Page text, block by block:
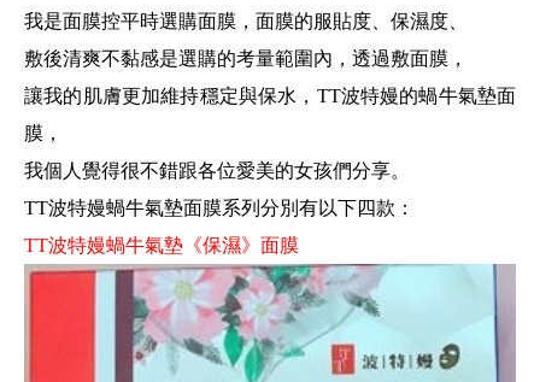
我是面膜控平時選購面膜，面膜的服貼度、保濕度、
敷後清爽不黏感是選購的考量範圍內，透過敷面膜，
讓我的肌膚更加維持穩定與保水， TT波特嫚的蝸牛氣墊面
膜，
我個人覺得很不錯跟各位愛美的女孩們分享。
TT波特嫚蝸牛氣墊面膜系列分別有以下四款：
TT波特嫚蝸牛氣墊 《保濕》 面膜